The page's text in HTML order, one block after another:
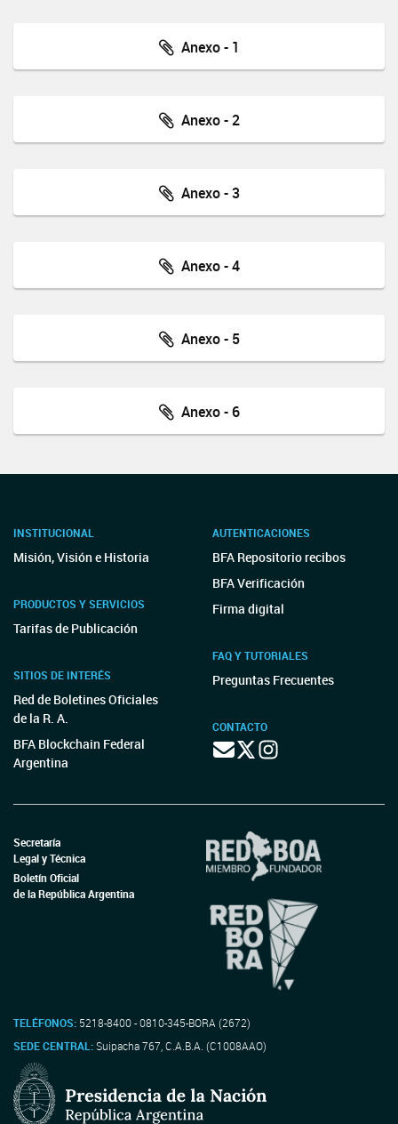
Anexo - 1
Anexo - 2
Anexo - 3
Anexo - 4
Anexo - 5
Anexo - 6
INSTITUCIONAL
Misión, Visión e Historia
PRODUCTOS Y SERVICIOS
Tarifas de Publicación
SITIOS DE INTERÉS
Red de Boletines Oficiales
de la R. A.
BFA Blockchain Federal
Argentina
AUTENTICACIONES
BFA Repositorio recibos
BFA Verificación
Firma digital
FAQ Y TUTORIALES
Preguntas Frecuentes
CONTACTO
Secretaría
Legal y Técnica
Boletín Oficial
de la República Argentina
TELÉFONOS: 5218-8400 - 0810-345-BORA (2672)
SEDE CENTRAL:Suipacha 767, C.A.B.A. (C1008AAO)